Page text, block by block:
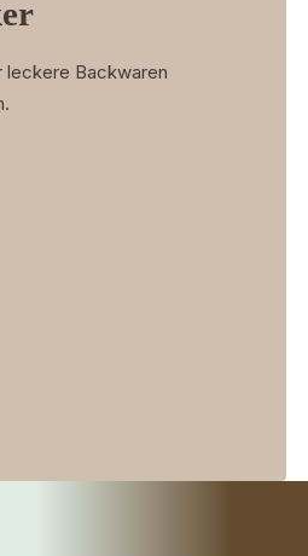
leckere Backwaren